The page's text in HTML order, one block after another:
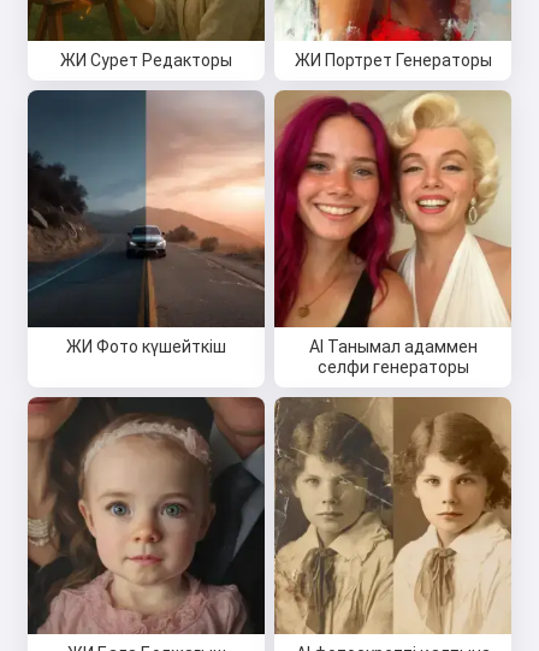
ЖИ Сурет Редакторы ЖИ Портрет Генераторы
ЖИ Фото күшейткіш
AI Танымал адаммен
селфи генераторы